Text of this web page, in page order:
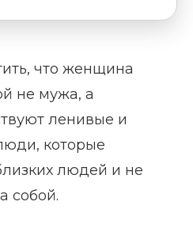
что женщина
не мужа, а
ленивые и
которые
людей и не
собой.